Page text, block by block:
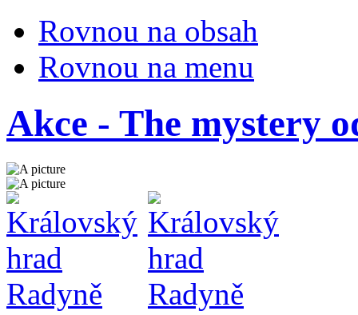
Rovnou na obsah
Rovnou na menu
Akce - The mystery